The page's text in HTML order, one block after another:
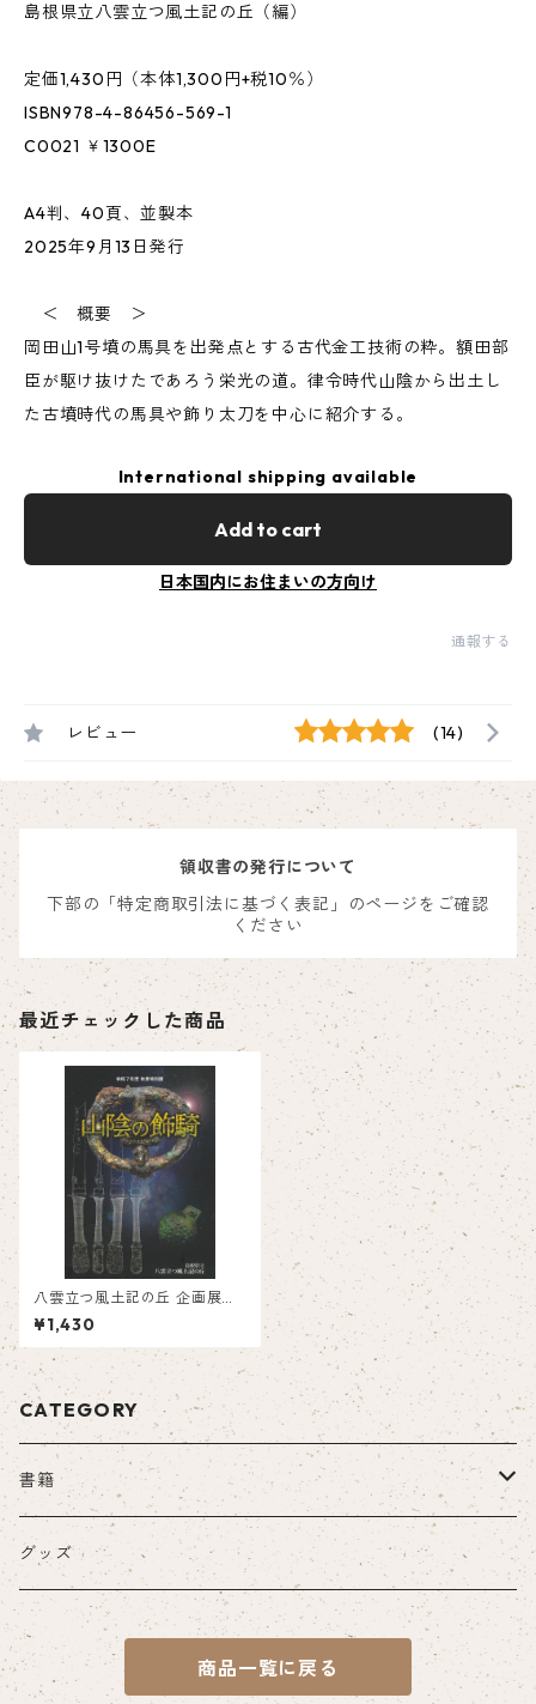
島根県立八雲立つ風土記の丘（編）
定価1,430円（本体1,300円+税10％）
ISBN978-4-86456-569-1
C0021 ￥1300E
A4判、40頁、並製本
2025年9月13日発行
＜ 概要 ＞
岡田山1号墳の馬具を出発点とする古代金工技術の粋。額田部
臣が駆け抜けたであろう栄光の道。律令時代山陰から出土し
た古墳時代の馬具や飾り太刀を中心に紹介する。
International shipping available
Add to cart
日本国内にお住まいの方向け
通報する
レビュー (14)
領収書の発行について
下部の「特定商取引法に基づく表記」のページをご確認
ください
最近チェックした商品
八雲立つ風土記の丘 企画展図
録 「山陰の飾騎」
¥1,430
CATEGORY
書籍
紙の書籍
山陰文化ライブラリー
電子書籍
グッズ
商品一覧に戻る